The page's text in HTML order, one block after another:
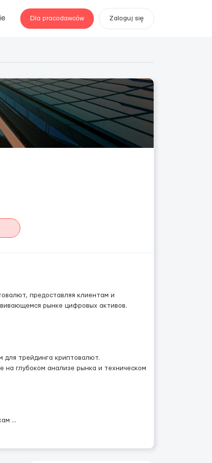
Dla pracodawców Zaloguj się
предоставляя клиентам и
рынке цифровых активов.
трейдинга криптовалют.
глубоком анализе рынка и техническом
...